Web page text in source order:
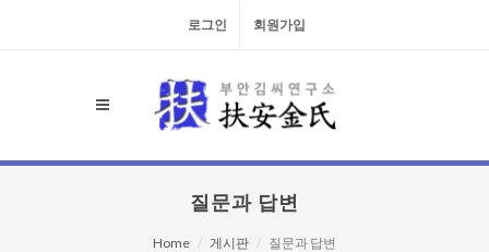
로그인 회원가입
질문과 답변
Home 게시판 질문과 답변